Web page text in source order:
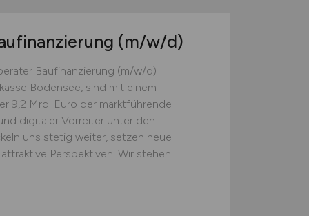
(m/w/d)
Baufinanzierung (m/w/d)
Bodensee, sind mit einem
9,2 Mrd. Euro der marktführende
digitaler Vorreiter unter den
uns stetig weiter, setzen neue
Perspektiven. Wir stehen...